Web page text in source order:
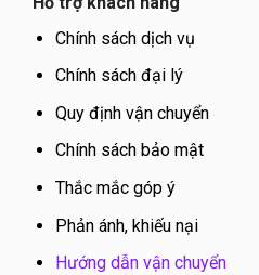
Chính sách dịch vụ
Chính sách đại lý
Quy định vận chuyển
Chính sách bảo mật
Thắc mắc góp ý
Phản ánh, khiếu nại
Hướng dẫn vận chuyển